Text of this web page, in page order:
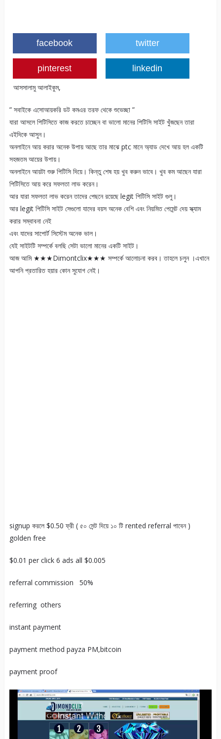
facebook twitter
pinterest linkedin
আসসালামু আলাইকুম,
” সবাইকে এসোআয়করি ডট কমএর তরফ থেকে শুভেচ্ছা ”
যারা আসলে পিটিসিতে কাজ করতে চাচ্ছেন বা ভালো মানের পিটিসি সাইট খুঁজছেন তারা
এইদিকে আসুন।
অনলাইনে আয় করার অনেক উপায় আছে তার মাঝে ptc মানে অ্যাড দেখে আয় হল একটি
সহজতম আয়ের উপায়।
অনলাইনে আয়টা শুরু পিটিসি দিয়ে। কিন্তু শেষ হয় খুব করুন ভাবে। খুব কম আছেন যারা
পিটিসিতে আয় করে সফলতা লাভ করেন।
আর যারা সফলতা লাভ করেন তাদের পেছনে রয়েছে legit পিটিসি সাইট গুলু।
আর legit পিটিসি সাইট সেগুলো যাদের বয়স অনেক বেশি এবং নিয়মিত পেমেন্ট দেয় স্ক্যাম
করার সম্বাবনা নেই
এবং যাদের সাপোর্ট সিস্টেম অনেক ভাল।
যেই সাইটটি সম্পর্কে বলছি সেটা ভালো মানের একটি সাইট।
আজ আমি ★★★Dimontclix★★★ সম্পর্কে আলোচনা করব। তাহলে চলুন ।এখানে
আপনি প্রতারিত হয়ার কোন সুযোগ নেই।
signup করলে $0.50 ফ্রী ( ৫০ সেন্ট দিয়ে ১০ টি rented referral পাবেন )
golden free
$0.01 per click 6 ads all $0.005
referral commission 50%
referring others
instant payment
payment method payza PM,bitcoin
payment proof